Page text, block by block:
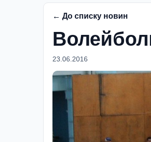
← До списку новин
23.06.2016